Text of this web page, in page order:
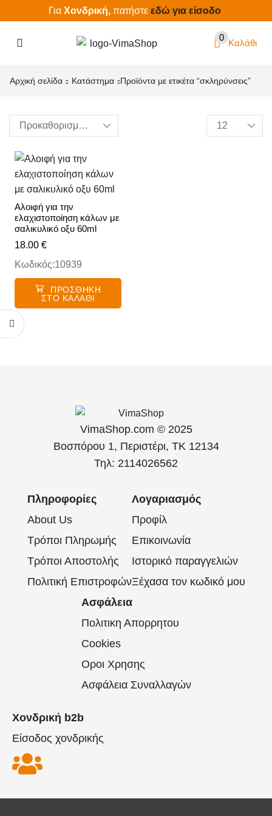
Για Χονδρική, πατήστε εδώ για είσοδο
0
Καλάθι
Αρχική σελίδα Κατάστημα Προϊόντα με ετικέτα “σκληρύνσεις”
Αλοιφή για την
ελαχιστοποίηση κάλων με
σαλικυλικό οξυ 60ml
18.00 €
Κωδικός:10939
ΠΡΟΣΘΉΚΗ
ΣΤΟ ΚΑΛΆΘΙ
VimaShop.com © 2025
Βοσπόρου 1, Περιστέρι, ΤΚ 12134
Τηλ: 2114026562
Πληροφορίες
About Us
Τρόποι Πληρωμής
Τρόποι Αποστολής
Πολιτική Επιστροφών
Λογαριασμός
Προφίλ
Επικοινωνία
Ιστορικό παραγγελιών
Ξέχασα τον κωδικό μου
Ασφάλεια
Πολιτικη Απορρητου
Cookies
Οροι Χρησης
Ασφάλεια Συναλλαγών
Χονδρική b2b
Είσοδος χονδρικής